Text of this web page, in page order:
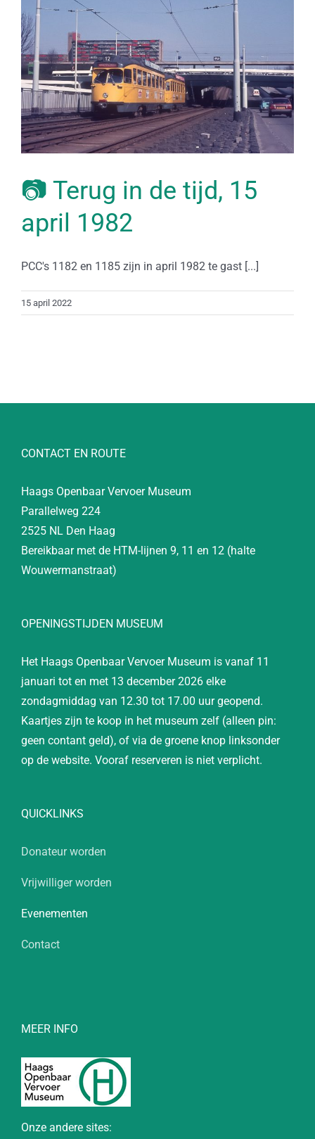
📷 Terug in de tijd, 15
april 1982
PCC's 1182 en 1185 zijn in april 1982 te gast [...]
15 april 2022
CONTACT EN ROUTE
Haags Openbaar Vervoer Museum
Parallelweg 224
2525 NL Den Haag
Bereikbaar met de HTM-lijnen 9, 11 en 12 (halte
Wouwermanstraat)
OPENINGSTIJDEN MUSEUM
Het Haags Openbaar Vervoer Museum is vanaf 11
januari tot en met 13 december 2026 elke
zondagmiddag van 12.30 tot 17.00 uur geopend.
Kaartjes zijn te koop in het museum zelf (alleen pin:
geen contant geld), of via de groene knop linksonder
op de website. Vooraf reserveren is niet verplicht.
QUICKLINKS
Donateur worden
Vrijwilliger worden
Evenementen
Contact
MEER INFO
Onze andere sites: